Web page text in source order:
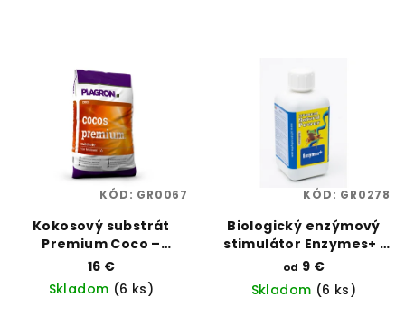
Kokosový substrát
Premium Coco –
hydroponický základ |
Plagron | Vaporama
16 €
Skladom (6 ks)
KÓD: GR0067
Biologický enzýmový
stimulátor Enzymes+ |
Advanced Hydroponics
| Vaporama
od 9 €
Skladom (6 ks)
KÓD: GR0278